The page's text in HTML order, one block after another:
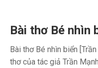
Bài thơ Bé nhìn
Bài thơ Bé nhìn biển
thơ của tác giả Trần